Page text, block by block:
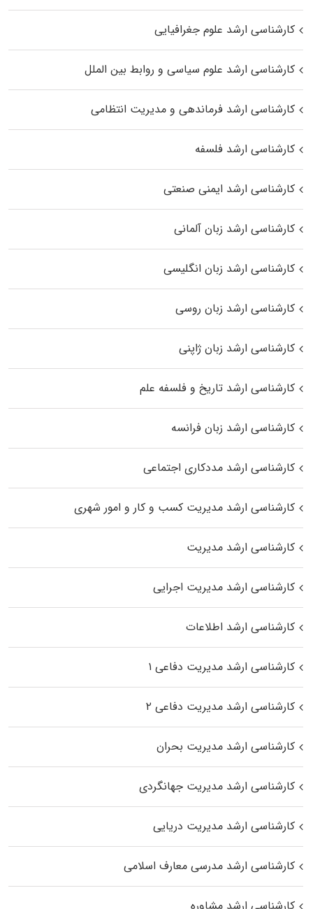
کارشناسی ارشد علوم جغرافیایی
کارشناسی ارشد علوم سیاسی و روابط بین الملل
کارشناسی ارشد فرماندهی و مدیریت انتظامی
کارشناسی ارشد فلسفه
کارشناسی ارشد ایمنی صنعتی
کارشناسی ارشد زبان آلمانی
کارشناسی ارشد زبان انگلیسی
کارشناسی ارشد زبان روسی
کارشناسی ارشد زبان ژاپنی
کارشناسی ارشد تاریخ و فلسفه علم
کارشناسی ارشد زبان فرانسه
کارشناسی ارشد مددکاری اجتماعی
کارشناسی ارشد مدیریت کسب و کار و امور شهری
کارشناسی ارشد مدیریت
کارشناسی ارشد مدیریت اجرایی
کارشناسی ارشد اطلاعات
کارشناسی ارشد مدیریت دفاعی ۱
کارشناسی ارشد مدیریت دفاعی ۲
کارشناسی ارشد مدیریت بحران
کارشناسی ارشد مدیریت جهانگردی
کارشناسی ارشد مدیریت دریایی
کارشناسی ارشد مدرسی معارف اسلامی